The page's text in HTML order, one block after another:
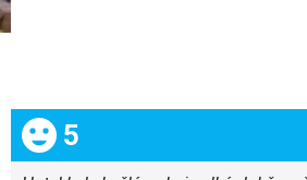
Celkom:
5